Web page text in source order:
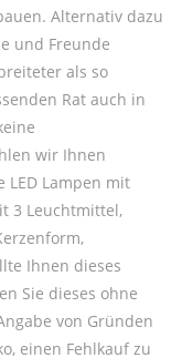
Alternativ dazu
und Freunde
als so
Rat auch in
wir Ihnen
LED Lampen mit
3 Leuchtmittel,
Ihnen dieses
Sie dieses ohne
von Gründen
einen Fehlkauf zu